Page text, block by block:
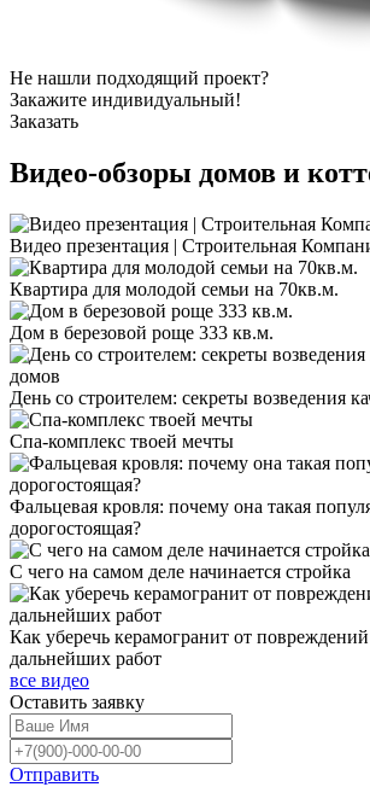
Не нашли подходящий проект?
Закажите индивидуальный!
Заказать
Видео-обзоры домов и
Видео презентация | Строительная
Квартира для молодой семьи на 70кв.м.
Дом в березовой роще 333 кв.м.
День со строителем: секреты возведения
Спа-комплекс твоей мечты
Фальцевая кровля: почему она такая
дорогостоящая?
С чего на самом деле начинается стройка
Как уберечь керамогранит от
дальнейших работ
все видео
Оставить заявку
Отправить